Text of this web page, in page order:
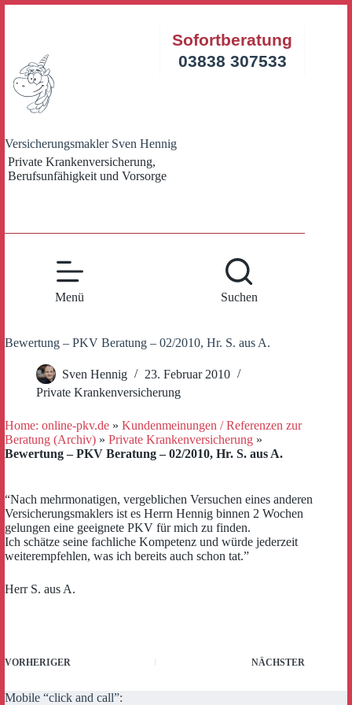
Versicherungsmakler Sven Hennig
Private Krankenversicherung,
Berufsunfähigkeit und Vorsorge
Sofortberatung
03838 307533
Menü Suchen
Bewertung – PKV Beratung – 02/2010, Hr. S. aus A.
Sven Hennig
23. Februar 2010
Private Krankenversicherung
Home: online-pkv.de » Kundenmeinungen / Referenzen zur
Beratung (Archiv) » Private Krankenversicherung »
Bewertung – PKV Beratung – 02/2010, Hr. S. aus A.
“Nach mehrmonatigen, vergeblichen Versuchen eines anderen
Versicherungsmaklers ist es Herrn Hennig binnen 2 Wochen
gelungen eine geeignete PKV für mich zu finden.
Ich schätze seine fachliche Kompetenz und würde jederzeit
weiterempfehlen, was ich bereits auch schon tat.”
Herr S. aus A.
VORHERIGER NÄCHSTER
Mobile “click and call”: